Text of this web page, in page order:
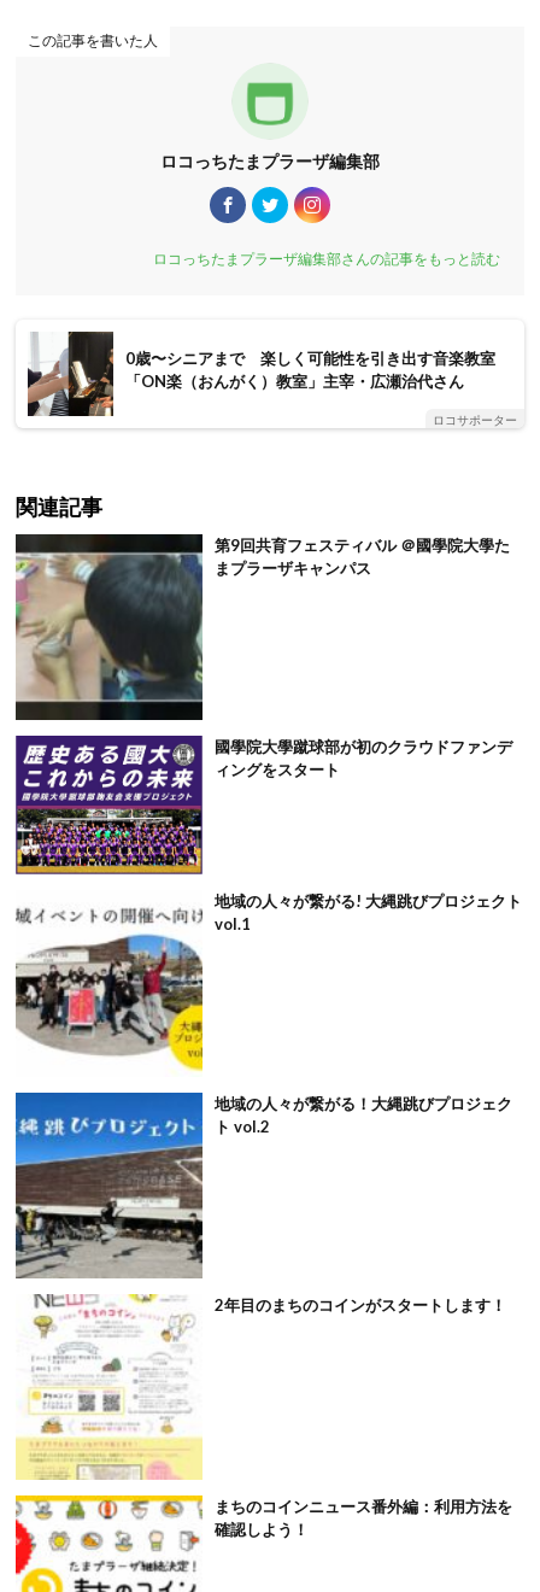
この記事を書いた人
ロコっちたまプラーザ編集部
ロコっちたまプラーザ編集部さんの記事をもっと読む
0歳〜シニアまで 楽しく可能性を引き出す音楽教室
「ON楽（おんがく）教室」主宰・広瀬治代さん
ロコサポーター
関連記事
第9回共育フェスティバル ＠國學院大學た
まプラーザキャンパス
國學院大學蹴球部が初のクラウドファンデ
ィングをスタート
地域の人々が繋がる! 大縄跳びプロジェクト
vol.1
地域の人々が繋がる！大縄跳びプロジェク
ト vol.2
2年目のまちのコインがスタートします！
まちのコインニュース番外編：利用方法を
確認しよう！